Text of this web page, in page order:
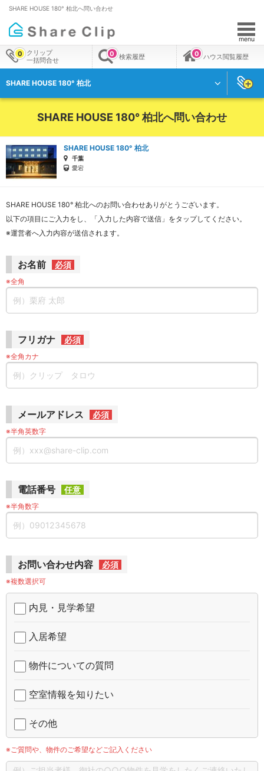
SHARE HOUSE 180° 柏北へ問い合わせ
menu
クリップ
一括問合せ
0 検索履歴
0 ハウス閲覧履歴
0
SHARE HOUSE 180° 柏北
SHARE HOUSE 180° 柏北へ問い合わせ
SHARE HOUSE 180° 柏北
千葉
愛宕
SHARE HOUSE 180° 柏北へのお問い合わせありがとうございます。
以下の項目にご入力をし、「入力した内容で送信」をタップしてください。
※運営者へ入力内容が送信されます。
お名前 必須
※全角
フリガナ 必須
※全角カナ
メールアドレス 必須
※半角英数字
電話番号 任意
※半角数字
お問い合わせ内容 必須
※複数選択可
内見・見学希望
入居希望
物件についての質問
空室情報を知りたい
その他
※ご質問や、物件のご希望などご記入ください